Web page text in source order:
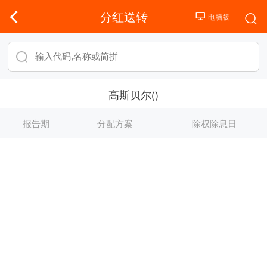
分红送转
高斯贝尔()
报告期 分配方案 除权除息日